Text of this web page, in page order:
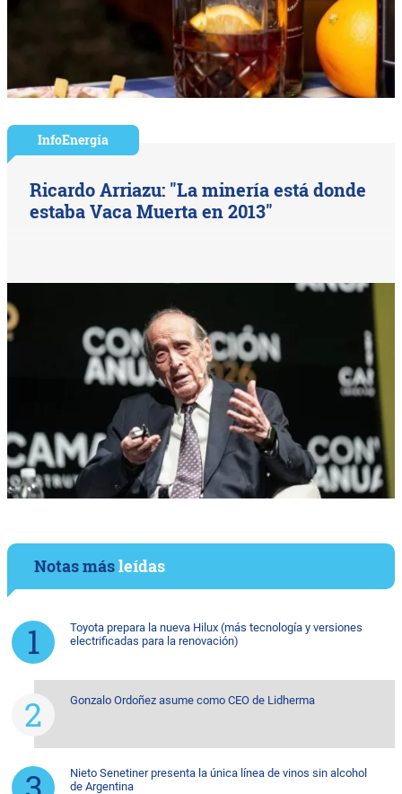
InfoEnergía
Ricardo Arriazu: "La minería está donde
estaba Vaca Muerta en 2013"
Notas másleídas
Toyota prepara la nueva Hilux (más tecnología y versiones
electrificadas para la renovación)
Gonzalo Ordoñez asume como CEO de Lidherma
Nieto Senetiner presenta la única línea de vinos sin alcohol
de Argentina